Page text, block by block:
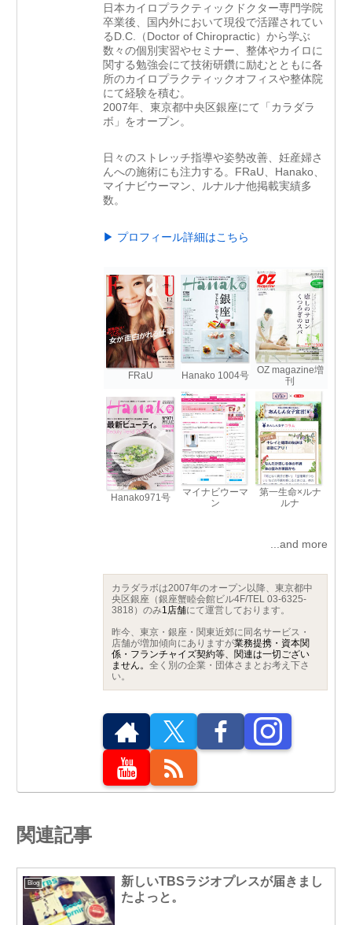
日本カイロプラクティックドクター専門学院
卒業後、国内外において現役で活躍されてい
るD.C.（Doctor of Chiropractic）から学ぶ
数々の個別実習やセミナー、整体やカイロに
関する勉強会にて技術研鑽に励むとともに各
所のカイロプラクティックオフィスや整体院
にて経験を積む。
2007年、東京都中央区銀座にて「カラダラ
ボ」をオープン。
日々のストレッチ指導や姿勢改善、妊産婦さ
んへの施術にも注力する。FRaU、Hanako、
マイナビウーマン、ルナルナ他掲載実績多
数。
▶ プロフィール詳細はこちら
FRaU Hanako 1004号
OZ magazine増
刊
Hanako971号
マイナビウーマ
ン
第一生命×ルナ
ルナ
...and more
カラダラボは2007年のオープン以降、東京都中
央区銀座（銀座蟹睦会館ビル4F/TEL 03-6325-
3818）のみ1店舗にて運営しております。
昨今、東京・銀座・関東近郊に同名サービス・
店舗が増加傾向にありますが業務提携・資本関
係・フランチャイズ契約等、関連は一切ござい
ません。全く別の企業・団体さまとお考え下さ
い。
関連記事
Blog
新しいTBSラジオプレスが届きまし
たよっと。